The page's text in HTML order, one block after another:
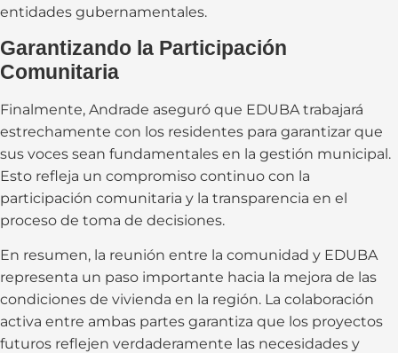
entidades gubernamentales.
Garantizando la Participación
Comunitaria
Finalmente, Andrade aseguró que EDUBA trabajará
estrechamente con los residentes para garantizar que
sus voces sean fundamentales en la gestión municipal.
Esto refleja un compromiso continuo con la
participación comunitaria y la transparencia en el
proceso de toma de decisiones.
En resumen, la reunión entre la comunidad y EDUBA
representa un paso importante hacia la mejora de las
condiciones de vivienda en la región. La colaboración
activa entre ambas partes garantiza que los proyectos
futuros reflejen verdaderamente las necesidades y